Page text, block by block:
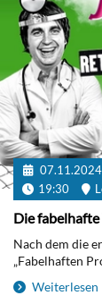
07.11.2024
19:30
Die
Nach dem die
„Fabelhaften
Weiterlesen